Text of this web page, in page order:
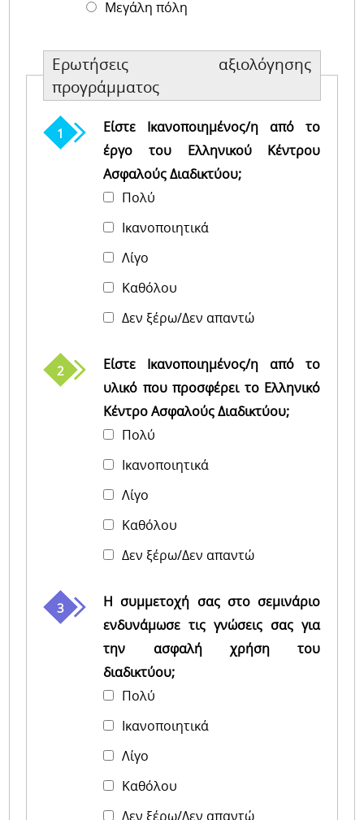
Μεγάλη πόλη
Ερωτήσεις αξιολόγησης
προγράμματος
Είστε Ικανοποιημένος/η από το
έργο του Ελληνικού Κέντρου
Ασφαλούς Διαδικτύου;
Πολύ
Iκανοποιητικά
Λίγο
Καθόλου
Δεν ξέρω/Δεν απαντώ
Είστε Ικανοποιημένος/η από το
υλικό που προσφέρει το Ελληνικό
Κέντρο Ασφαλούς Διαδικτύου;
Πολύ
Iκανοποιητικά
Λίγο
Καθόλου
Δεν ξέρω/Δεν απαντώ
Η συμμετοχή σας στο σεμινάριο
ενδυνάμωσε τις γνώσεις σας για
την ασφαλή χρήση του
διαδικτύου;
Πολύ
Iκανοποιητικά
Λίγο
Καθόλου
Δεν ξέρω/Δεν απαντώ